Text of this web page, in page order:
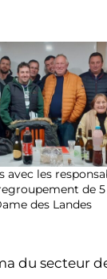
avec les
de
des Landes
du secteur